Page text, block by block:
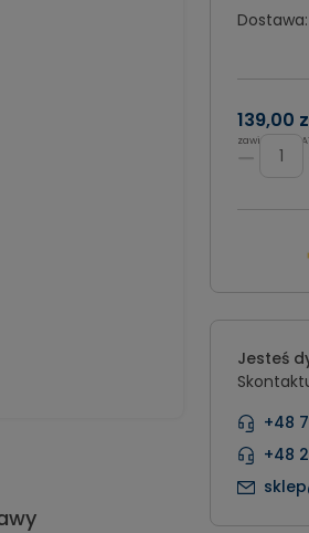
Dostawa:
139,00
zawiera 8%
Jesteś
+48
+48